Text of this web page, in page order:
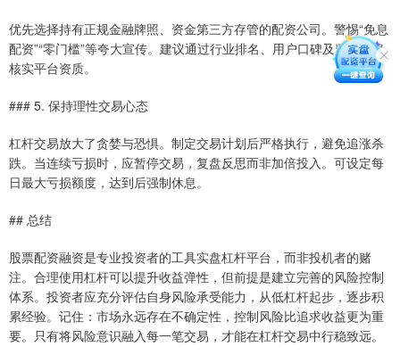
优先选择持有正规金融牌照、资金第三方存管的配资公司。警惕“免息
配资”“零门槛”等夸大宣传。建议通过行业排名、用户口碑及监管信息
核实平台资质。
### 5. 保持理性交易心态
杠杆交易放大了贪婪与恐惧。制定交易计划后严格执行，避免追涨杀
跌。当连续亏损时，应暂停交易，复盘反思而非加倍投入。可设定每
日最大亏损额度，达到后强制休息。
## 总结
股票配资融资是专业投资者的工具实盘杠杆平台，而非投机者的赌
注。合理使用杠杆可以提升收益弹性，但前提是建立完善的风险控制
体系。投资者应充分评估自身风险承受能力，从低杠杆起步，逐步积
累经验。记住：市场永远存在不确定性，控制风险比追求收益更为重
要。只有将风险意识融入每一笔交易，才能在杠杆交易中行稳致远。